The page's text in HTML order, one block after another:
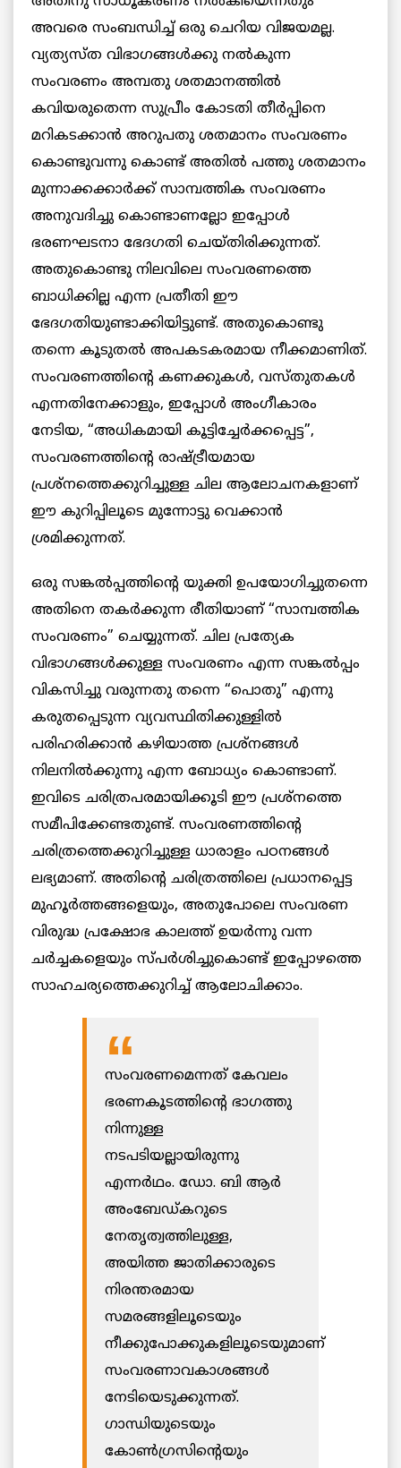
അവരെ സംബന്ധിച്ച് ഒരു ചെറിയ വിജയമല്ല.
വ്യത്യസ്ത വിഭാഗങ്ങള്‍ക്കു നല്‍കുന്ന
സംവരണം അമ്പതു ശതമാനത്തില്‍
കവിയരുതെന്ന സുപ്രീം കോടതി തീര്‍പ്പിനെ
മറികടക്കാന്‍ അറുപതു ശതമാനം സംവരണം
കൊണ്ടുവന്നു കൊണ്ട് അതില്‍ പത്തു ശതമാനം
മുന്നാക്കക്കാര്‍ക്ക് സാമ്പത്തിക സംവരണം
അനുവദിച്ചു കൊണ്ടാണല്ലോ ഇപ്പോള്‍
ഭരണഘടനാ ഭേദഗതി ചെയ്തിരിക്കുന്നത്.
അതുകൊണ്ടു നിലവിലെ സംവരണത്തെ
ബാധിക്കില്ല എന്ന പ്രതീതി ഈ
ഭേദഗതിയുണ്ടാക്കിയിട്ടുണ്ട്. അതുകൊണ്ടു
തന്നെ കൂടുതല്‍ അപകടകരമായ നീക്കമാണിത്.
സംവരണത്തിന്റെ കണക്കുകള്‍, വസ്തുതകള്‍
എന്നതിനേക്കാളും, ഇപ്പോള്‍ അംഗീകാരം
നേടിയ, “അധികമായി കൂട്ടിച്ചേര്‍ക്കപ്പെട്ട”,
സംവരണത്തിന്റെ രാഷ്ട്രീയമായ
പ്രശ്നത്തെക്കുറിച്ചുള്ള ചില ആലോചനകളാണ്
ഈ കുറിപ്പിലൂടെ മുന്നോട്ടു വെക്കാന്‍
ശ്രമിക്കുന്നത്.
ഒരു സങ്കല്‍പ്പത്തിന്റെ യുക്തി ഉപയോഗിച്ചുതന്നെ
അതിനെ തകര്‍ക്കുന്ന രീതിയാണ് “സാമ്പത്തിക
സംവരണം” ചെയ്യുന്നത്. ചില പ്രത്യേക
വിഭാഗങ്ങള്‍ക്കുള്ള സംവരണം എന്ന സങ്കല്‍പ്പം
വികസിച്ചു വരുന്നതു തന്നെ “പൊതു” എന്നു
കരുതപ്പെടുന്ന വ്യവസ്ഥിതിക്കുള്ളില്‍
പരിഹരിക്കാന്‍ കഴിയാത്ത പ്രശ്നങ്ങള്‍
നിലനില്‍ക്കുന്നു എന്ന ബോധ്യം കൊണ്ടാണ്.
ഇവിടെ ചരിത്രപരമായിക്കൂടി ഈ പ്രശ്നത്തെ
സമീപിക്കേണ്ടതുണ്ട്‌. സംവരണത്തിന്റെ
ചരിത്രത്തെക്കുറിച്ചുള്ള ധാരാളം പഠനങ്ങള്‍
ലഭ്യമാണ്. അതിന്റെ ചരിത്രത്തിലെ പ്രധാനപ്പെട്ട
മുഹൂര്‍ത്തങ്ങളെയും, അതുപോലെ സംവരണ
വിരുദ്ധ പ്രക്ഷോഭ കാലത്ത് ഉയര്‍ന്നു വന്ന
ചര്‍ച്ചകളെയും സ്പര്‍ശിച്ചുകൊണ്ട് ഇപ്പോഴത്തെ
സാഹചര്യത്തെക്കുറിച്ച് ആലോചിക്കാം.
സംവരണമെന്നത് കേവലം
ഭരണകൂടത്തിന്റെ ഭാഗത്തു
നിന്നുള്ള
നടപടിയല്ലായിരുന്നു
എന്നർഥം. ഡോ. ബി ആര്‍
അംബേഡ്കറുടെ
നേതൃത്വത്തിലുള്ള,
അയിത്ത ജാതിക്കാരുടെ
നിരന്തരമായ
സമരങ്ങളിലൂടെയും
നീക്കുപോക്കുകളിലൂടെയുമാണ്
സംവരണാവകാശങ്ങള്‍
നേടിയെടുക്കുന്നത്.
ഗാന്ധിയുടെയും
കോൺഗ്രസിന്റെയും